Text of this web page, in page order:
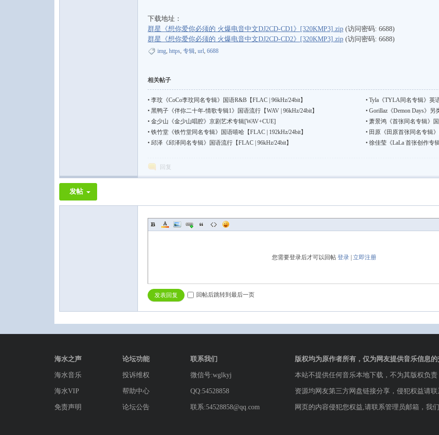
下载地址：
群星《想你爱你必须的 火爆电音中文DJ2CD-CD1》[320KMP3].zip (访问密码: 6688)
群星《想你爱你必须的 火爆电音中文DJ2CD-CD2》[320KMP3].zip (访问密码: 6688)
img, https, 专辑, url, 6688
相关帖子
• 李玟《CoCo李玟同名专辑》国语R&B【FLAC | 96kHz/24bit】 • Tyla《TYLA同名专辑》英
• 黑鸭子《伴你二十年-情歌专辑1》国语流行【WAV | 96kHz/24bit】 • Gorillaz《Demon Days》另
• 金少山《金少山唱腔》京剧艺术专辑[WAV+CUE] • 萧景鸿《首张同名专辑》国
• 铁竹堂《铁竹堂同名专辑》国语嘻哈【FLAC | 192kHz/24bit】 • 田原《田原首张同名专辑
• 邱泽《邱泽同名专辑》国语流行【FLAC | 96kHz/24bit】 • 徐佳莹《LaLa 首张创作专
回复
发帖
您需要登录后才可以回帖 登录 立即注册
发表回复 回帖后跳转到最后一页
海水之声
海水音乐
海水VIP
免责声明
论坛功能
投诉维权
帮助中心
论坛公告
联系我们
微信号:wglkyj
QQ:54528858
联系:54528858@qq.com
版权均为原作者所有，仅为网友提供音乐信息
本站不提供任何音乐本地下载，不为其版权负
资源均网友第三方网盘链接分享，侵犯权益请
网页的内容侵犯您权益,请联系管理员邮箱，我